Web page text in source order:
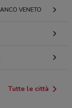
VENETO
Tutte le città